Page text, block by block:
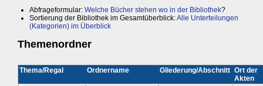
Abfrageformular: Welche Bücher stehen wo in der Bibliothek?
Sortierung der Bibliothek im Gesamtüberblick:Alle Unterteilungen
(Kategorien) im Überblick
Themenordner
Thema/Regal Ordnername Gliederung/Abschnitt Ort der
Akten